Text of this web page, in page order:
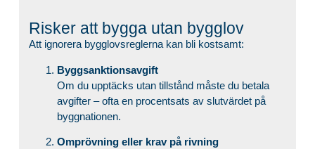
Risker att bygga utan bygglov
Att ignorera bygglovsreglerna kan bli kostsamt:
Byggsanktionsavgift
Om du upptäcks utan tillstånd måste du betala
avgifter – ofta en procentsats av slutvärdet på
byggnationen.
Omprövning eller krav på rivning